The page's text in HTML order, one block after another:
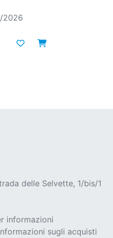
2026
delle Selvette, 1/bis/1
informazioni
sugli acquisti